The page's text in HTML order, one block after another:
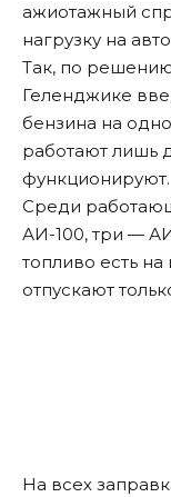
ажиотажный
нагрузку на
Так, по
Геленджике
бензина на
работают лишь
функционируют.
Среди
АИ-100, три —
топливо есть
отпускают
На всех